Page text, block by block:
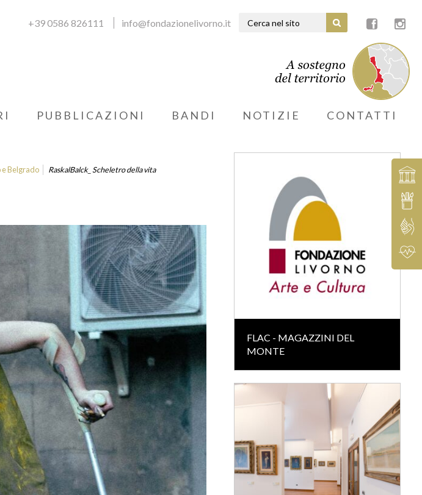
+39 0586 826111 info@fondazionelivorno.it
PUBBLICAZIONI BANDI NOTIZIE CONTATTI
e Belgrado RaskalBalck_ Scheletro della vita
FLAC - MAGAZZINI DEL
MONTE